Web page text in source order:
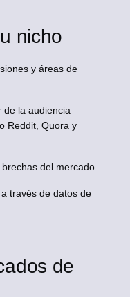
nicho
y áreas de
de la audiencia
Reddit, Quora y
del mercado
través de datos de
de